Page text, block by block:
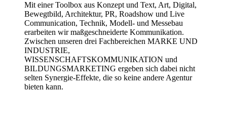
Mit einer Toolbox aus Konzept und Text, Art, Digital,
Bewegtbild, Architektur, PR, Roadshow und Live
Communication, Technik, Modell- und Messebau
erarbeiten wir maßgeschneiderte Kommunikation.
Zwischen unseren drei Fachbereichen MARKE UND
INDUSTRIE,
WISSENSCHAFTSKOMMUNIKATION und
BILDUNGSMARKETING ergeben sich dabei nicht
selten Synergie-Effekte, die so keine andere Agentur
bieten kann.